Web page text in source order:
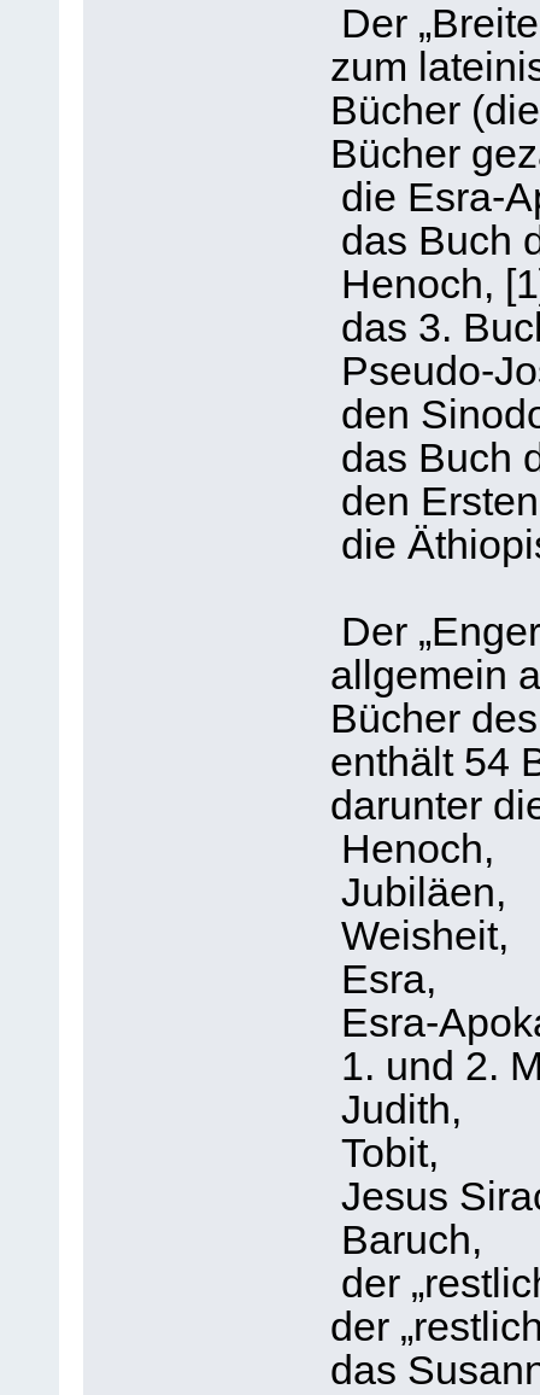
Der
zum
Bücher
Bücher
die Esra-
das Buch
Henoch,
das 3.
Pseudo-
den
das Buch
den
die
Der
allgemein
Bücher
enthält 54
darunter
Henoch,
Jubiläen,
Weisheit,
Esra,
Esra-
1. und 2.
Judith,
Tobit,
Jesus
Baruch,
der
der
das